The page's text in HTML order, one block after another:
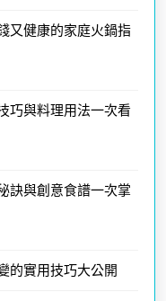
又健康的家庭火鍋指
巧與料理用法一次看
訣與創意食譜一次掌
的實用技巧大公開